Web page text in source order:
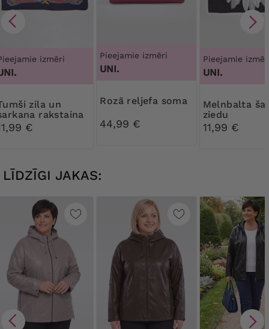
izmēri
un
rakstaina
€
Pieejamie izmēri
UNI.
Rozā reljefa soma
44,99 €
Pieejamie
UNI.
Melnbalta šalle ar
ziedu
11,99 €
LĪDZĪGI JAKAS: